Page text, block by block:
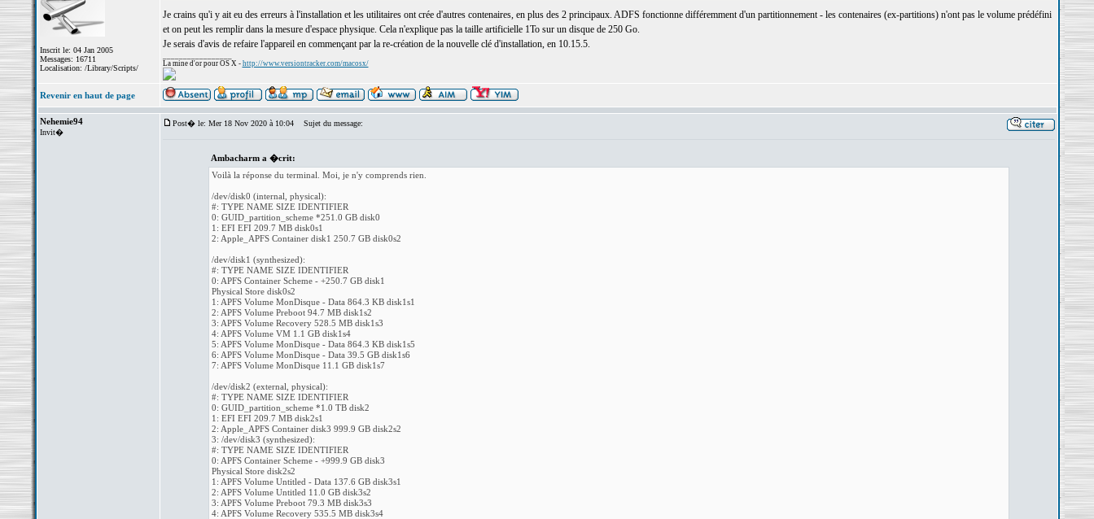
Inscrit le: 04 Jan 2005
Messages: 16711
Localisation: /Library/Scripts/
Je crains qu'i y ait eu des erreurs à l'installation et les utilitaires ont crée d'autres contenaires, en plus des 2 principaux. ADFS fonctionne différemment d'un partitionnement - les contenaires (ex-partitions) n'ont pas le volume prédéfini
et on peut les remplir dans la mesure d'espace physique. Cela n'explique pas la taille artificielle 1To sur un disque de 250 Go.
Je serais d'avis de refaire l'appareil en commençant par la re-création de la nouvelle clé d'installation, en 10.15.5.
La mine d'or pour OS X - http://www.versiontracker.com/macosx/
Revenir en haut de page
Nehemie94
Invit�
Post� le: Mer 18 Nov 2020 à 10:04 Sujet du message:
Ambacharm a �crit:
Voilà la réponse du terminal. Moi, je n'y comprends rien.
/dev/disk0 (internal, physical):
#: TYPE NAME SIZE IDENTIFIER
0: GUID_partition_scheme *251.0 GB disk0
1: EFI EFI 209.7 MB disk0s1
2: Apple_APFS Container disk1 250.7 GB disk0s2
/dev/disk1 (synthesized):
#: TYPE NAME SIZE IDENTIFIER
0: APFS Container Scheme - +250.7 GB disk1
Physical Store disk0s2
1: APFS Volume MonDisque - Data 864.3 KB disk1s1
2: APFS Volume Preboot 94.7 MB disk1s2
3: APFS Volume Recovery 528.5 MB disk1s3
4: APFS Volume VM 1.1 GB disk1s4
5: APFS Volume MonDisque - Data 864.3 KB disk1s5
6: APFS Volume MonDisque - Data 39.5 GB disk1s6
7: APFS Volume MonDisque 11.1 GB disk1s7
/dev/disk2 (external, physical):
#: TYPE NAME SIZE IDENTIFIER
0: GUID_partition_scheme *1.0 TB disk2
1: EFI EFI 209.7 MB disk2s1
2: Apple_APFS Container disk3 999.9 GB disk2s2
3: /dev/disk3 (synthesized):
#: TYPE NAME SIZE IDENTIFIER
0: APFS Container Scheme - +999.9 GB disk3
Physical Store disk2s2
1: APFS Volume Untitled - Data 137.6 GB disk3s1
2: APFS Volume Untitled 11.0 GB disk3s2
3: APFS Volume Preboot 79.3 MB disk3s3
4: APFS Volume Recovery 535.5 MB disk3s4